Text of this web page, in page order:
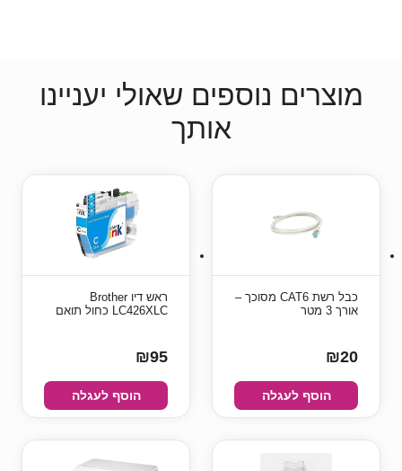
מוצרים נוספים שאולי יעניינו
אותך
כבל רשת CAT6 מסוכך –
אורך 3 מטר
₪20
הוסף לעגלה
ראש דיו Brother
LC426XLC כחול תואם
₪95
הוסף לעגלה